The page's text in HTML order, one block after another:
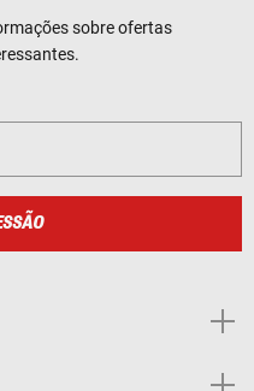
sobre ofertas